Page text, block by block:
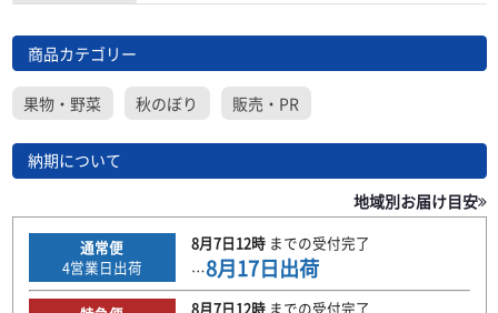
商品カテゴリー
果物・野菜 秋のぼり 販売・PR
納期について
地域別お届け目安
通常便
4営業日出荷
8月7日12時までの受付完了
…8月17日出荷
8月7日12時までの受付完了